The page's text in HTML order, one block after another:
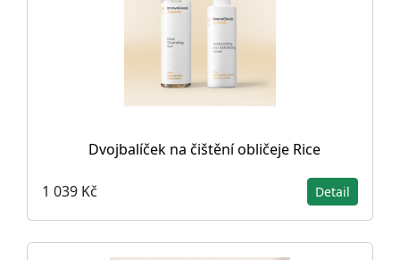
Dvojbalíček na čištění obličeje Rice
1 039 Kč Detail